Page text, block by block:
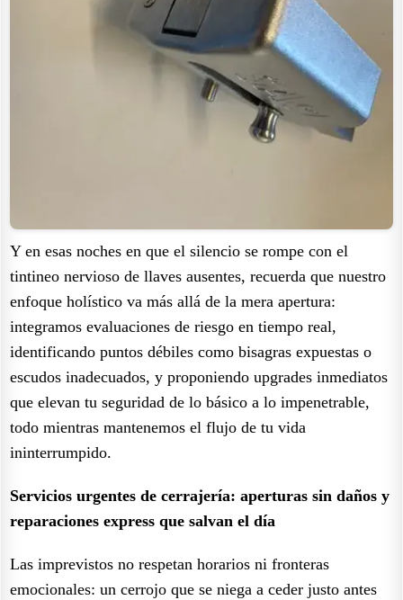
Y en esas noches en que el silencio se rompe con el
tintineo nervioso de llaves ausentes, recuerda que nuestro
enfoque holístico va más allá de la mera apertura:
integramos evaluaciones de riesgo en tiempo real,
identificando puntos débiles como bisagras expuestas o
escudos inadecuados, y proponiendo upgrades inmediatos
que elevan tu seguridad de lo básico a lo impenetrable,
todo mientras mantenemos el flujo de tu vida
ininterrumpido.
Servicios urgentes de cerrajería: aperturas sin daños y
reparaciones express que salvan el día
Las imprevistos no respetan horarios ni fronteras
emocionales: un cerrojo que se niega a ceder justo antes